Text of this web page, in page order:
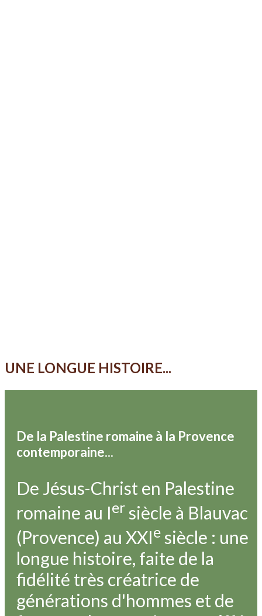
UNE LONGUE HISTOIRE...
De la Palestine romaine à la Provence
contemporaine...
De Jésus-Christ en Palestine
romaine au Ier siècle à Blauvac
(Provence) au XXIe siècle : une
longue histoire, faite de la
fidélité très créatrice de
générations d'hommes et de